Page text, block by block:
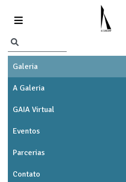
Galeria
A Galeria
GAIA Virtual
Eventos
Parcerias
Contato